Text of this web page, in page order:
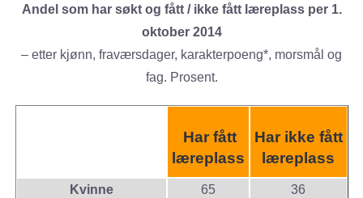
Andel som har søkt og fått / ikke fått læreplass per 1.
oktober 2014
– etter kjønn, fraværsdager, karakterpoeng*, morsmål og
fag. Prosent.
Har fått
læreplass
Har ikke fått
læreplass
Kvinne 65 36